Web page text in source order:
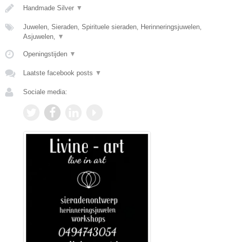
Handmade Silver ▼
Juwelen, Sieraden, Spirituele sieraden, Herinneringsjuwelen,
Asjuwelen,
▼
Openingstijden ▼
Laatste facebook posts ▼
Sociale media: